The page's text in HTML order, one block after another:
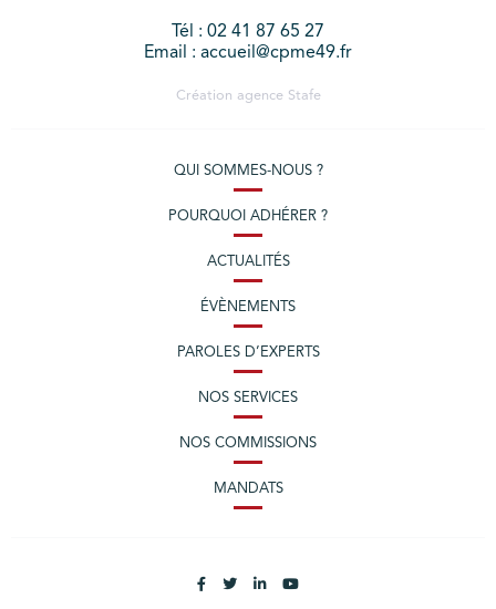
Tél : 02 41 87 65 27
Email : accueil@cpme49.fr
Création agence Stafe
QUI SOMMES-NOUS ?
POURQUOI ADHÉRER ?
ACTUALITÉS
ÉVÈNEMENTS
PAROLES D’EXPERTS
NOS SERVICES
NOS COMMISSIONS
MANDATS